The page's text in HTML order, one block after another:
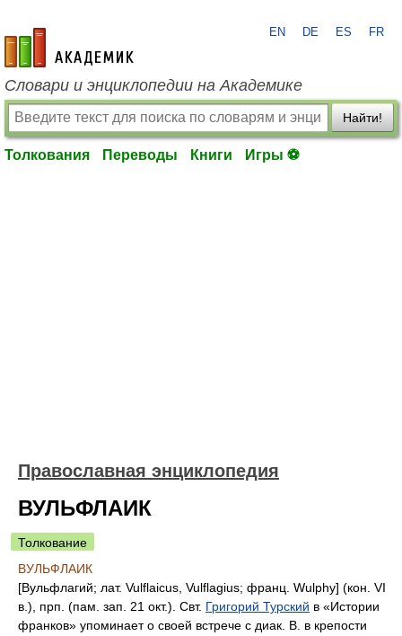
academic.ru
EN DE ES FR
Словари и энциклопедии на Академике
Найти!
Толкования Переводы Книги Игры ⚽
Православная энциклопедия
ВУЛЬФЛАИК
Толкование
ВУЛЬФЛАИК
[Вульфлагий; лат. Vulflaicus, Vulflagius; франц. Wulphy] (кон. VI
в.), прп. (пам. зап. 21 окт.). Свт. Григорий Турский в «Истории
франков» упоминает о своей встрече с диак. В. в крепости